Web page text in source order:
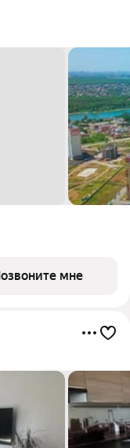
мне